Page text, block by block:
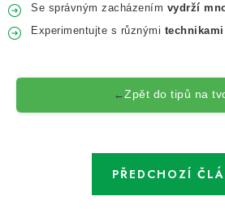
Se správným zacházením vydrží
Experimentujte s různými technikami
←Zpět do tipů na
PŘEDCHOZÍ